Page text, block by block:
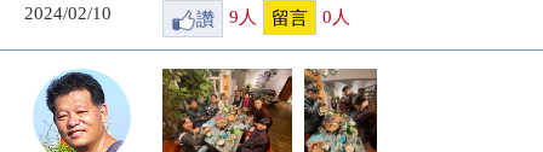
2024/02/10 讚 9 人 留言 0 人